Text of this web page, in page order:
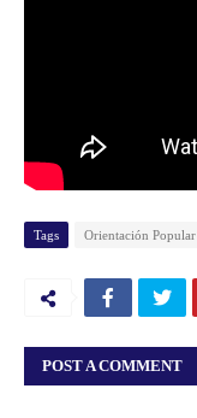
Tags Orientación Popular
POST A COMMENT